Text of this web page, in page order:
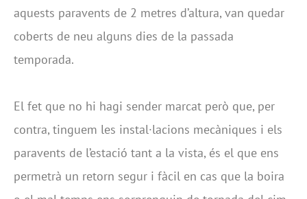
aquests paravents de 2 metres d’altura, van quedar
coberts de neu alguns dies de la passada
temporada.
El fet que no hi hagi sender marcat però que, per
contra, tinguem les instal·lacions mecàniques i els
paravents de l’estació tant a la vista, és el que ens
permetrà un retorn segur i fàcil en cas que la boira